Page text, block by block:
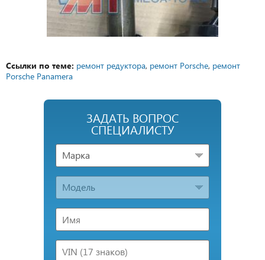
Ссылки по теме: ремонт редуктора, ремонт Porsche, ремонт
Porsche Panamera
ЗАДАТЬ ВОПРОС
СПЕЦИАЛИСТУ
Марка
Модель